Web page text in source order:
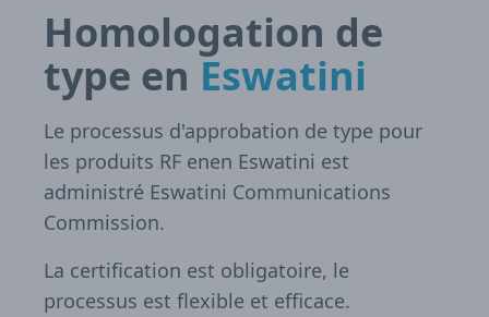
Homologation de
type en Eswatini
Le processus d'approbation de type pour
les produits RF enen Eswatini est
administré Eswatini Communications
Commission.
La certification est obligatoire, le
processus est flexible et efficace.